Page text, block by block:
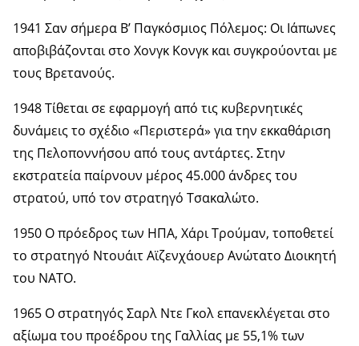
1941 Σαν σήμερα Β’ Παγκόσμιος Πόλεμος: Οι Ιάπωνες
αποβιβάζονται στο Χονγκ Κονγκ και συγκρούονται με
τους Βρετανούς.
1948 Τίθεται σε εφαρμογή από τις κυβερνητικές
δυνάμεις το σχέδιο «Περιστερά» για την εκκαθάριση
της Πελοποννήσου από τους αντάρτες. Στην
εκστρατεία παίρνουν μέρος 45.000 άνδρες του
στρατού, υπό τον στρατηγό Τσακαλώτο.
1950 Ο πρόεδρος των ΗΠΑ, Χάρι Τρούμαν, τοποθετεί
το στρατηγό Ντουάιτ Αϊζενχάουερ Ανώτατο Διοικητή
του ΝΑΤΟ.
1965 Ο στρατηγός Σαρλ Ντε Γκολ επανεκλέγεται στο
αξίωμα του προέδρου της Γαλλίας με 55,1% των